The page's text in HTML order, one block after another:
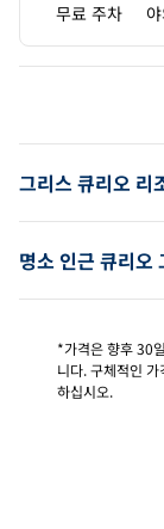
무료 주차
그리스 큐리오 리
명소 인근 큐리오
*가격은 향후 30
니다. 구체적인
하십시오.